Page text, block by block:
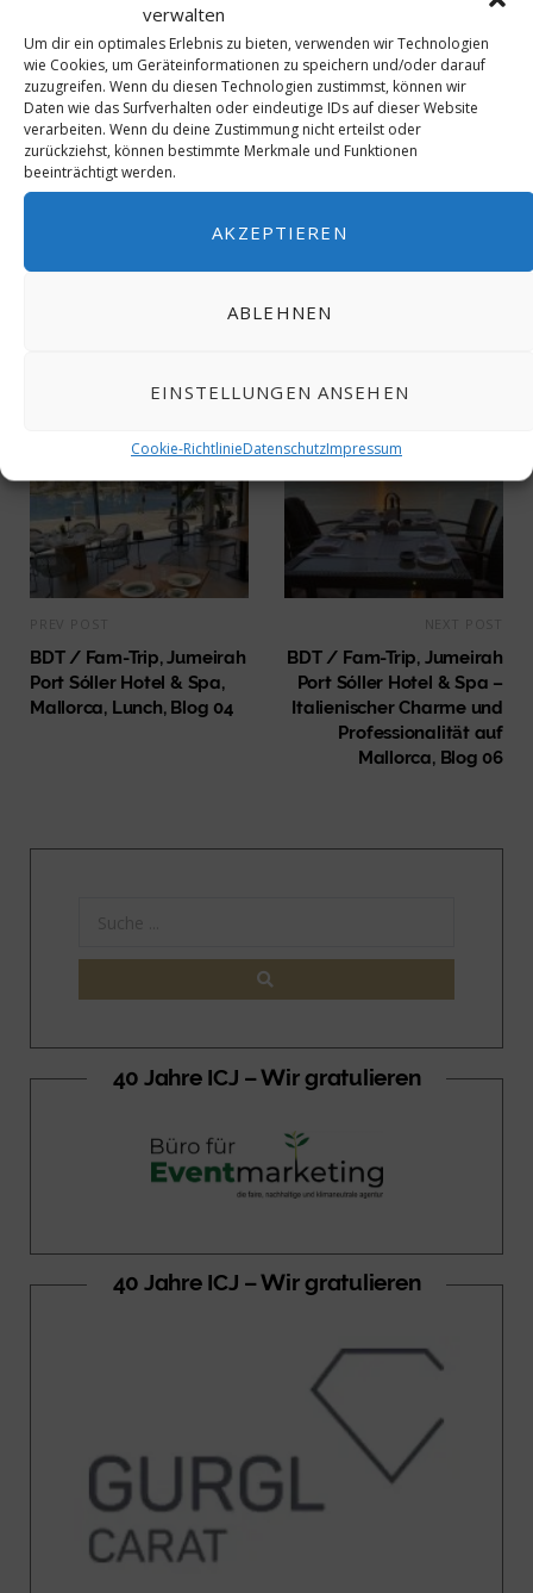
verwalten
Um dir ein optimales Erlebnis zu bieten, verwenden wir Technologien
wie Cookies, um Geräteinformationen zu speichern und/oder darauf
zuzugreifen. Wenn du diesen Technologien zustimmst, können wir
Daten wie das Surfverhalten oder eindeutige IDs auf dieser Website
verarbeiten. Wenn du deine Zustimmung nicht erteilst oder
zurückziehst, können bestimmte Merkmale und Funktionen
beeinträchtigt werden.
AKZEPTIEREN
ABLEHNEN
EINSTELLUNGEN ANSEHEN
Cookie-RichtlinieDatenschutzImpressum
BDT BDT2022/04/1
BUSINESS DEVELOPMENT TRIP FAM-TRIPS
JUMEIRAH PORT SOLLER MALLORCA
SÓLLER
0
BDT / Fam-Trip, Jumeirah
Port Sóller Hotel & Spa,
Mallorca, Lunch, Blog 04
BDT / Fam-Trip, Jumeirah
Port Sóller Hotel & Spa –
Italienischer Charme und
Professionalität auf
Mallorca, Blog 06
40 Jahre ICJ – Wir gratulieren
40 Jahre ICJ – Wir gratulieren